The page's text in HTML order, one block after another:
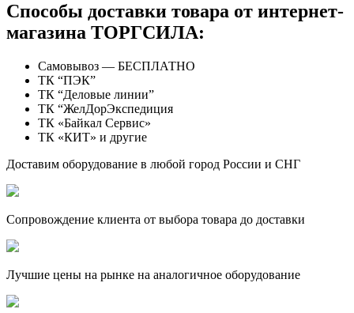
Способы доставки товара от интернет-
магазина ТОРГСИЛА:
Самовывоз — БЕСПЛАТНО
ТК “ПЭК”
ТК “Деловые линии”
ТК “ЖелДорЭкспедиция
ТК «Байкал Сервис»
ТК «КИТ» и другие
Доставим оборудование в любой город России и СНГ
Сопровождение клиента от выбора товара до доставки
Лучшие цены на рынке на аналогичное оборудование